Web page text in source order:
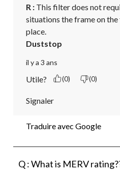
R : This filter does not
situations the frame on
place.
Duststop
il y a 3 ans
Utile? (0) (0)
Signaler
Traduire avec Google
Q : What is MERV